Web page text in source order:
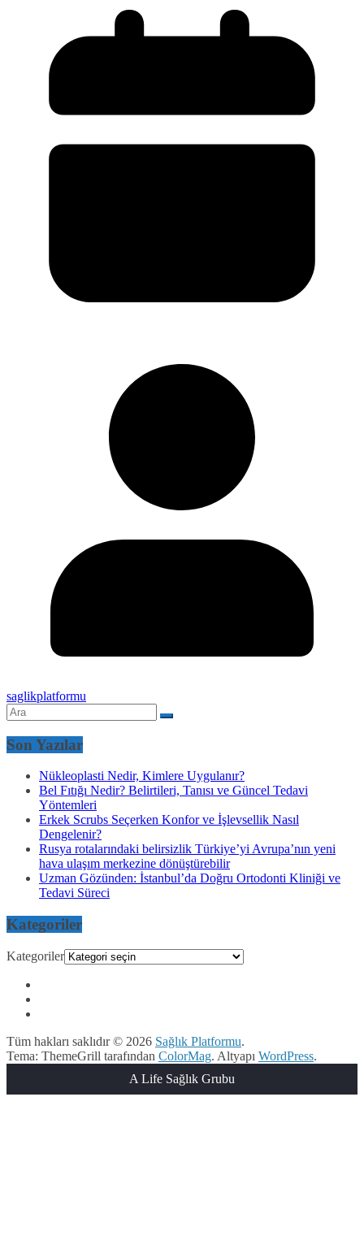
saglikplatformu
Son Yazılar
Nükleoplasti Nedir, Kimlere Uygulanır?
Bel Fıtığı Nedir? Belirtileri, Tanısı ve Güncel Tedavi
Yöntemleri
Erkek Scrubs Seçerken Konfor ve İşlevsellik Nasıl
Dengelenir?
Rusya rotalarındaki belirsizlik Türkiye’yi Avrupa’nın yeni
hava ulaşım merkezine dönüştürebilir
Uzman Gözünden: İstanbul’da Doğru Ortodonti Kliniği ve
Tedavi Süreci
Kategoriler
Kategoriler
Tüm hakları saklıdır © 2026 Sağlık Platformu.
Tema: ThemeGrill tarafından ColorMag. Altyapı WordPress.
A Life Sağlık Grubu